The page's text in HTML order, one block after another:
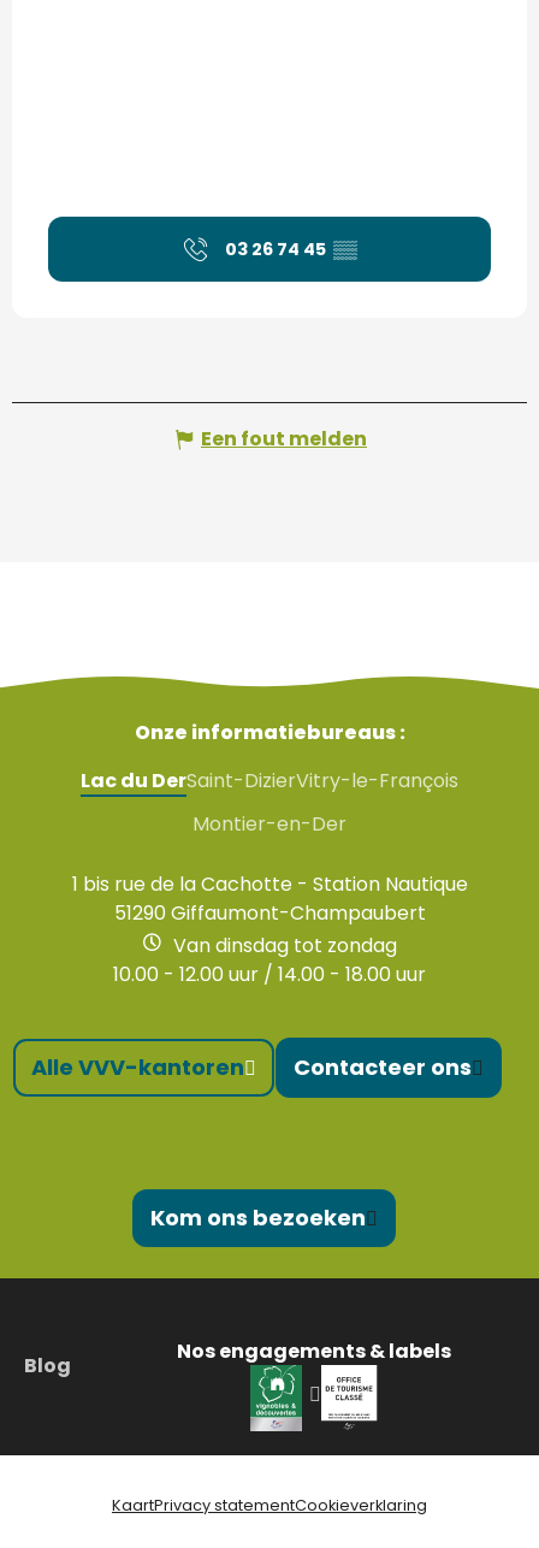
03 26 74 45 ▒▒
Een fout melden
Onze informatiebureaus :
Lac du DerSaint-DizierVitry-le-François
Montier-en-Der
1 bis rue de la Cachotte - Station Nautique
51290 Giffaumont-Champaubert
Van dinsdag tot zondag
10.00 - 12.00 uur / 14.00 - 18.00 uur
Alle VVV-kantoren Contacteer ons
Kom ons bezoeken
Blog
Nos engagements & labels
KaartPrivacy statementCookieverklaring